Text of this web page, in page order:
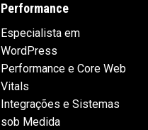
Performance
Especialista em
WordPress
Performance e Core Web
Vitals
Integrações e Sistemas
sob Medida